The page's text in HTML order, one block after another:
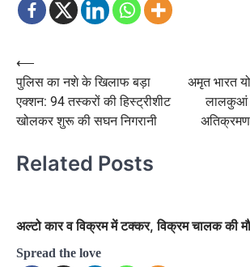
Post
navigation
⟵
पुलिस का नशे के खिलाफ बड़ा
एक्शन: 94 तस्करों की हिस्ट्रीशीट
खोलकर शुरू की सघन निगरानी
अमृत भारत
लालकुआं
Related Posts
अल्टो कार व विक्रम में टक्कर, विक्रम चालक की
Spread the love